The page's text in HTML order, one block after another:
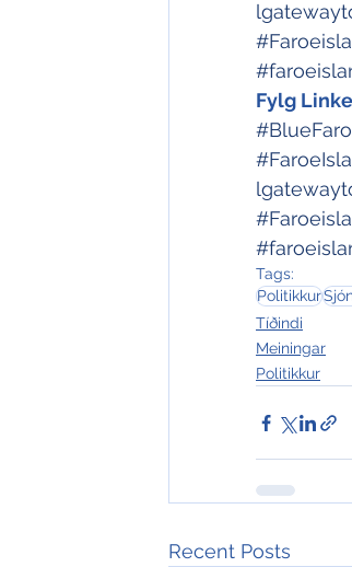
Fylg
Tags:
Politikkur
Tíðindi
Meiningar
Politikkur
Recent Posts